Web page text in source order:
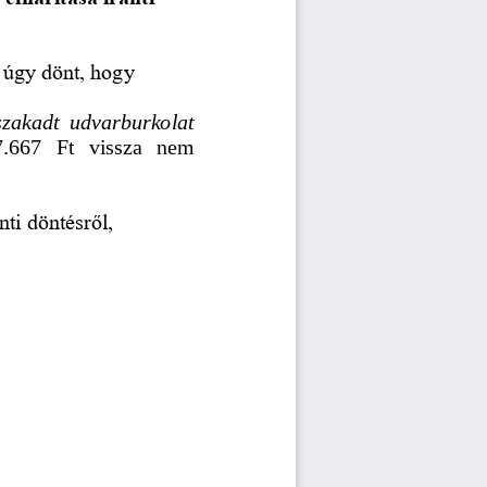
úgy dönt, hogy
udvarburkolat
Ft
vissza   nem
döntésről,